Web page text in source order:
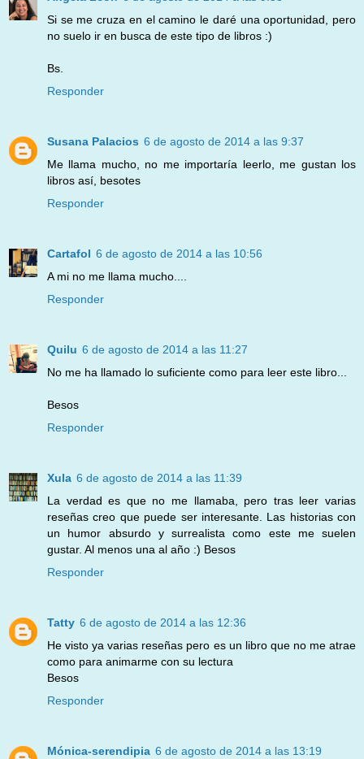
Si se me cruza en el camino le daré una oportunidad, pero
no suelo ir en busca de este tipo de libros :)
Bs.
Responder
Susana Palacios 6 de agosto de 2014 a las 9:37
Me llama mucho, no me importaría leerlo, me gustan los
libros así, besotes
Responder
Cartafol 6 de agosto de 2014 a las 10:56
A mi no me llama mucho....
Responder
Quilu 6 de agosto de 2014 a las 11:27
No me ha llamado lo suficiente como para leer este libro...
Besos
Responder
Xula 6 de agosto de 2014 a las 11:39
La verdad es que no me llamaba, pero tras leer varias
reseñas creo que puede ser interesante. Las historias con
un humor absurdo y surrealista como este me suelen
gustar. Al menos una al año :) Besos
Responder
Tatty 6 de agosto de 2014 a las 12:36
He visto ya varias reseñas pero es un libro que no me atrae
como para animarme con su lectura
Besos
Responder
Mónica-serendipia 6 de agosto de 2014 a las 13:19